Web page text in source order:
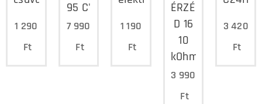
1 290
Ft
95 C'
7 990
Ft
1 190
Ft
ÉRZÉKELŐ
D 16
10
kOhm/25°C
3 990
Ft
3 420
Ft